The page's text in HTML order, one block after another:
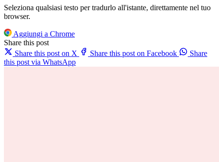
Seleziona qualsiasi testo per tradurlo all'istante, direttamente nel tuo
browser.
Aggiungi a Chrome
Share this post
Share this post on X
Share this post on Facebook
Share
this post via WhatsApp